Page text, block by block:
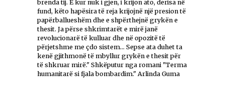
brenda tij. E kur nuk i gjen, i krijon ato, derisa në
fund, këto hapësira të reja krijojnë një presion të
papërballueshëm dhe e shpërthejnë grykën e
thesit. Ja përse shkrimtarët e mirë janë
revolucionarë të kulluar dhe në opozitë të
përjetshme me çdo sistem... Sepse ata duhet ta
kenë gjithmonë të mbyllur grykën e thesit për
të shkruar mirë." Shkëputur nga romani "Terma
humanitarë si fjala bombardim." Arlinda Guma